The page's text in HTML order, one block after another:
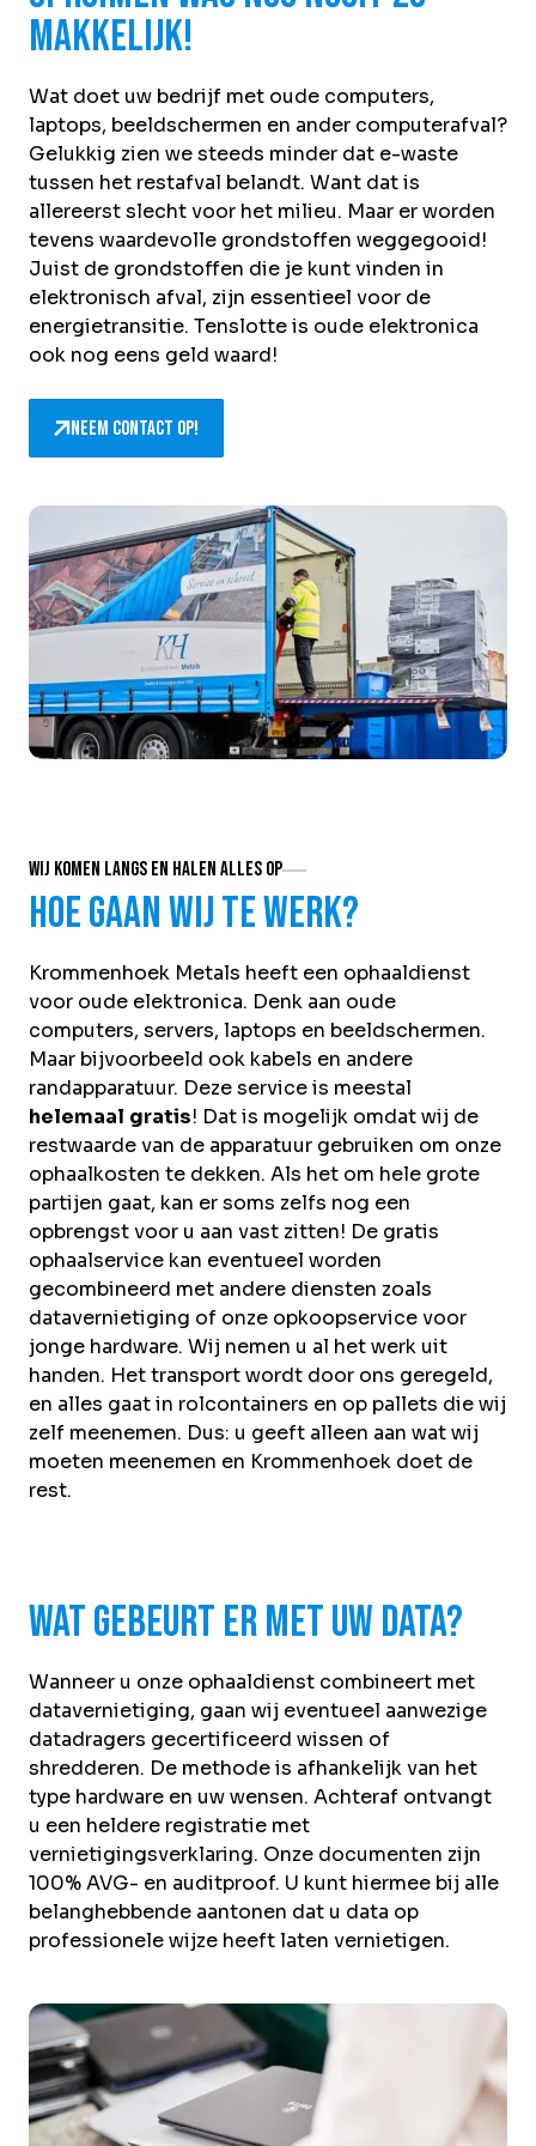
Sustainability
Nieuws
NL
Direct inleveren Ophaalservice
makkelijk!
Wat doet uw bedrijf met oude computers,
laptops, beeldschermen en ander computerafval?
Gelukkig zien we steeds minder dat e-waste
tussen het restafval belandt. Want dat is
allereerst slecht voor het milieu. Maar er worden
tevens waardevolle grondstoffen weggegooid!
Juist de grondstoffen die je kunt vinden in
elektronisch afval, zijn essentieel voor de
energietransitie. Tenslotte is oude elektronica
ook nog eens geld waard!
Neem contact op!
Wij komen langs en halen alles op
Hoe gaan wij te werk?
Krommenhoek Metals heeft een ophaaldienst
voor oude elektronica. Denk aan oude
computers, servers, laptops en beeldschermen.
Maar bijvoorbeeld ook kabels en andere
randapparatuur. Deze service is meestal
helemaal gratis! Dat is mogelijk omdat wij de
restwaarde van de apparatuur gebruiken om onze
ophaalkosten te dekken. Als het om hele grote
partijen gaat, kan er soms zelfs nog een
opbrengst voor u aan vast zitten! De gratis
ophaalservice kan eventueel worden
gecombineerd met andere diensten zoals
datavernietiging of onze opkoopservice voor
jonge hardware. Wij nemen u al het werk uit
handen. Het transport wordt door ons geregeld,
en alles gaat in rolcontainers en op pallets die wij
zelf meenemen. Dus: u geeft alleen aan wat wij
moeten meenemen en Krommenhoek doet de
rest.
Wat gebeurt er met uw data?
Wanneer u onze ophaaldienst combineert met
datavernietiging, gaan wij eventueel aanwezige
datadragers gecertificeerd wissen of
shredderen. De methode is afhankelijk van het
type hardware en uw wensen. Achteraf ontvangt
u een heldere registratie met
vernietigingsverklaring. Onze documenten zijn
100% AVG- en auditproof. U kunt hiermee bij alle
belanghebbende aantonen dat u data op
professionele wijze heeft laten vernietigen.